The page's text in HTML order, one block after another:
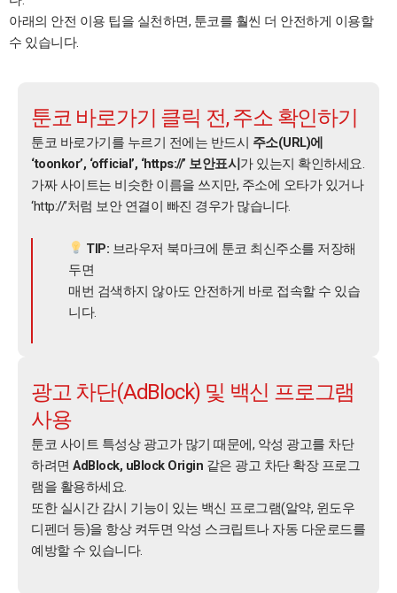
아래의 안전 이용 팁을 실천하면, 툰코를 훨씬 더 안전하게 이용할
수 있습니다.
툰코 바로가기 클릭 전, 주소 확인하기
툰코 바로가기를 누르기 전에는 반드시 주소(URL)에
‘toonkor’, ‘official’, ‘https://’ 보안표시가 있는지 확인하세요.
가짜 사이트는 비슷한 이름을 쓰지만, 주소에 오타가 있거나
‘http://’처럼 보안 연결이 빠진 경우가 많습니다.
TIP: 브라우저 북마크에 툰코 최신주소를 저장해
두면
매번 검색하지 않아도 안전하게 바로 접속할 수 있습
니다.
광고 차단(AdBlock) 및 백신 프로그램
사용
툰코 사이트 특성상 광고가 많기 때문에, 악성 광고를 차단
하려면 AdBlock, uBlock Origin 같은 광고 차단 확장 프로그
램을 활용하세요.
또한 실시간 감시 기능이 있는 백신 프로그램(알약, 윈도우
디펜더 등)을 항상 켜두면 악성 스크립트나 자동 다운로드를
예방할 수 있습니다.